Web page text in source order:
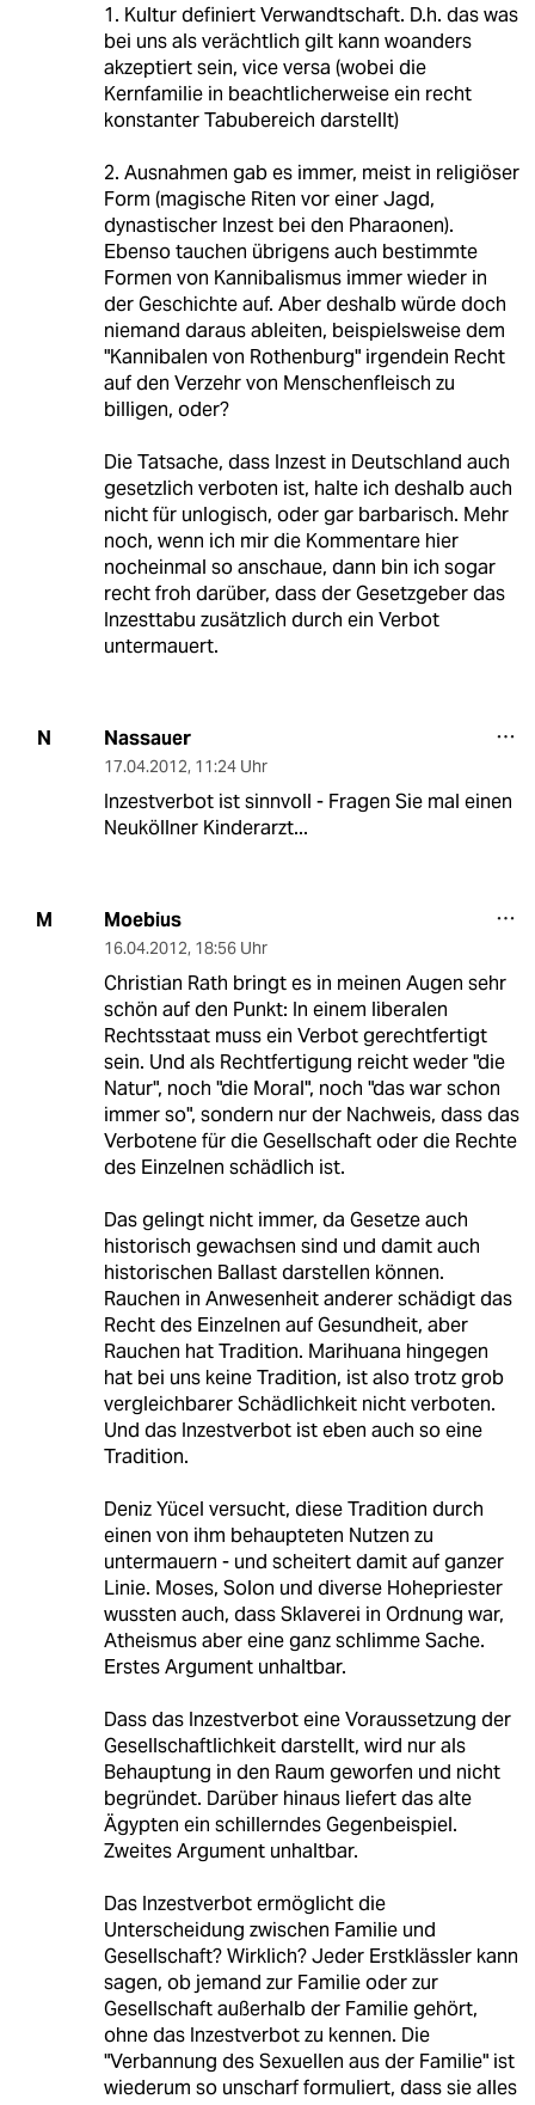
1. Kultur definiert Verwandtschaft. D.h. das was
bei uns als verächtlich gilt kann woanders
akzeptiert sein, vice versa (wobei die
Kernfamilie in beachtlicherweise ein recht
konstanter Tabubereich darstellt)
2. Ausnahmen gab es immer, meist in religiöser
Form (magische Riten vor einer Jagd,
dynastischer Inzest bei den Pharaonen).
Ebenso tauchen übrigens auch bestimmte
Formen von Kannibalismus immer wieder in
der Geschichte auf. Aber deshalb würde doch
niemand daraus ableiten, beispielsweise dem
"Kannibalen von Rothenburg" irgendein Recht
auf den Verzehr von Menschenfleisch zu
billigen, oder?
Die Tatsache, dass Inzest in Deutschland auch
gesetzlich verboten ist, halte ich deshalb auch
nicht für unlogisch, oder gar barbarisch. Mehr
noch, wenn ich mir die Kommentare hier
nocheinmal so anschaue, dann bin ich sogar
recht froh darüber, dass der Gesetzgeber das
Inzesttabu zusätzlich durch ein Verbot
untermauert.
N Nassauer
17.04.2012, 11:24 Uhr
Inzestverbot ist sinnvoll - Fragen Sie mal einen
Neuköllner Kinderarzt...
M Moebius
16.04.2012, 18:56 Uhr
Christian Rath bringt es in meinen Augen sehr
schön auf den Punkt: In einem liberalen
Rechtsstaat muss ein Verbot gerechtfertigt
sein. Und als Rechtfertigung reicht weder "die
Natur", noch "die Moral", noch "das war schon
immer so", sondern nur der Nachweis, dass das
Verbotene für die Gesellschaft oder die Rechte
des Einzelnen schädlich ist.
Das gelingt nicht immer, da Gesetze auch
historisch gewachsen sind und damit auch
historischen Ballast darstellen können.
Rauchen in Anwesenheit anderer schädigt das
Recht des Einzelnen auf Gesundheit, aber
Rauchen hat Tradition. Marihuana hingegen
hat bei uns keine Tradition, ist also trotz grob
vergleichbarer Schädlichkeit nicht verboten.
Und das Inzestverbot ist eben auch so eine
Tradition.
Deniz Yücel versucht, diese Tradition durch
einen von ihm behaupteten Nutzen zu
untermauern - und scheitert damit auf ganzer
Linie. Moses, Solon und diverse Hohepriester
wussten auch, dass Sklaverei in Ordnung war,
Atheismus aber eine ganz schlimme Sache.
Erstes Argument unhaltbar.
Dass das Inzestverbot eine Voraussetzung der
Gesellschaftlichkeit darstellt, wird nur als
Behauptung in den Raum geworfen und nicht
begründet. Darüber hinaus liefert das alte
Ägypten ein schillerndes Gegenbeispiel.
Zweites Argument unhaltbar.
Das Inzestverbot ermöglicht die
Unterscheidung zwischen Familie und
Gesellschaft? Wirklich? Jeder Erstklässler kann
sagen, ob jemand zur Familie oder zur
Gesellschaft außerhalb der Familie gehört,
ohne das Inzestverbot zu kennen. Die
"Verbannung des Sexuellen aus der Familie" ist
wiederum so unscharf formuliert, dass sie alles